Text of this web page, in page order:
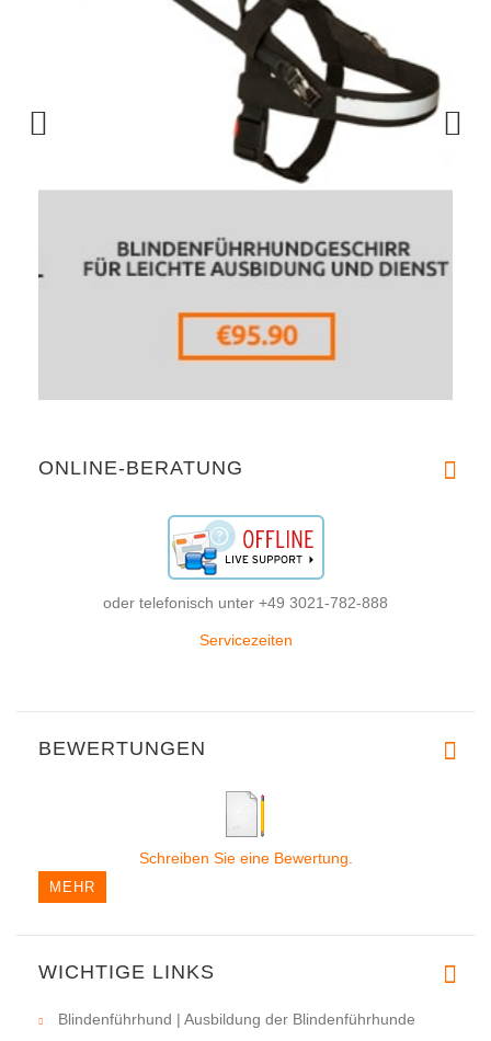
ONLINE-BERATUNG
oder telefonisch unter +49 3021-782-888
Servicezeiten
BEWERTUNGEN
Schreiben Sie eine Bewertung.
MEHR
WICHTIGE LINKS
Blindenführhund | Ausbildung der Blindenführhunde